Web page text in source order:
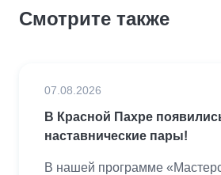
Смотрите также
В Красной Пахре
наставнические пары!
07.08.2026
В нашей программе